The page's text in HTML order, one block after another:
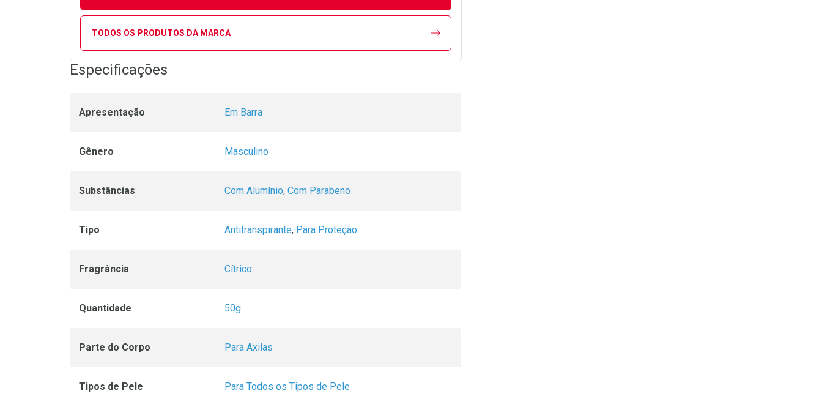
TODOS OS PRODUTOS DA MARCA
Especificações
Apresentação Em Barra
Gênero Masculino
Substâncias Com Alumínio, Com Parabeno
Tipo Antitranspirante, Para Proteção
Fragrância Cítrico
Quantidade 50g
Parte do Corpo Para Axilas
Tipos de Pele Para Todos os Tipos de Pele